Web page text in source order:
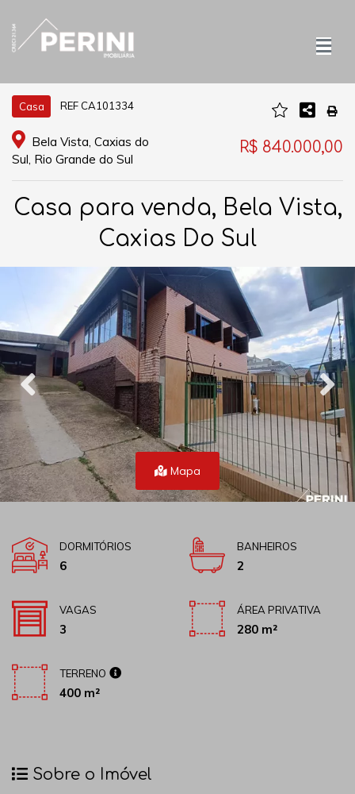
Casa REF CA101334
Bela Vista, Caxias do
Sul, Rio Grande do Sul
R$ 840.000,00
Casa para venda, Bela Vista,
Caxias Do Sul
Mapa
DORMITÓRIOS
6
BANHEIROS
2
VAGAS
3
ÁREA PRIVATIVA
280 m²
TERRENO
400 m²
Sobre o Imóvel